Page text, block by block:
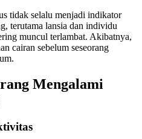
tidak selalu menjadi indikator
terutama lansia dan individu
muncul terlambat. Akibatnya,
cairan sebelum seseorang
Mengalami